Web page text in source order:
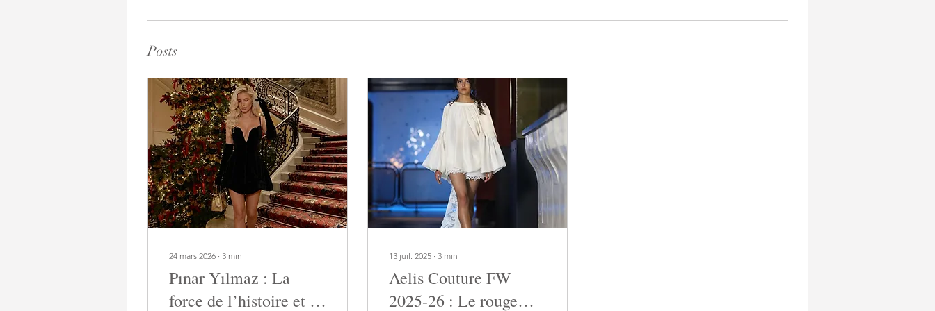
Posts
24 mars 2026 ∙ 3 min
Pınar Yılmaz : La
force de l’histoire et du
13 juil. 2025 ∙ 3 min
Aelis Couture FW
2025-26 : Le rouge